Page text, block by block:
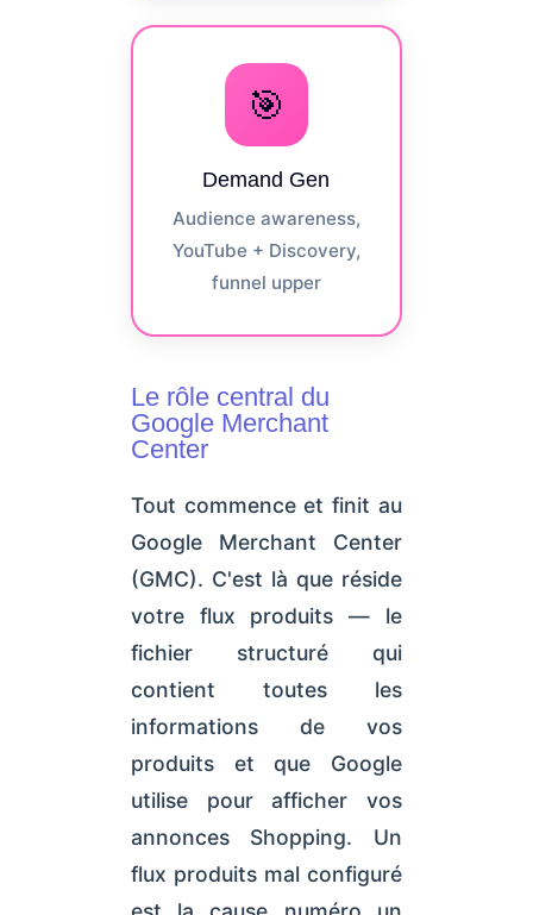
🎯
Demand Gen
Audience awareness,
YouTube + Discovery,
funnel upper
Le rôle central du
Google Merchant
Center
Tout commence et finit au
Google Merchant Center
(GMC). C'est là que réside
votre flux produits — le
fichier structuré qui
contient toutes les
informations de vos
produits et que Google
utilise pour afficher vos
annonces Shopping. Un
flux produits mal configuré